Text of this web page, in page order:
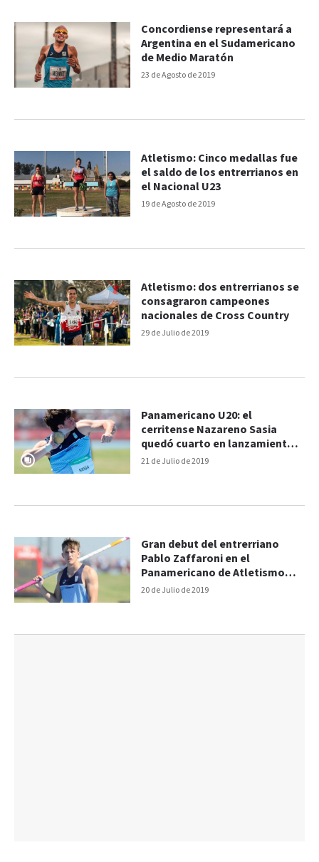
23 de Agosto de 2019
Concordiense representará a
Argentina en el Sudamericano
de Medio Maratón
19 de Agosto de 2019
Atletismo: Cinco medallas fue
el saldo de los entrerrianos en
el Nacional U23
29 de Julio de 2019
Atletismo: dos entrerrianos se
consagraron campeones
nacionales de Cross Country
21 de Julio de 2019
Panamericano U20: el
cerritense Nazareno Sasia
quedó cuarto en lanzamiento
de bala
20 de Julio de 2019
Gran debut del entrerriano
Pablo Zaffaroni en el
Panamericano de Atletismo
Sub 20